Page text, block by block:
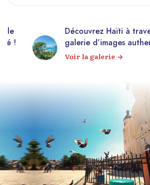
!
Découvrez Haïti à
galerie d’images
Voir la galerie